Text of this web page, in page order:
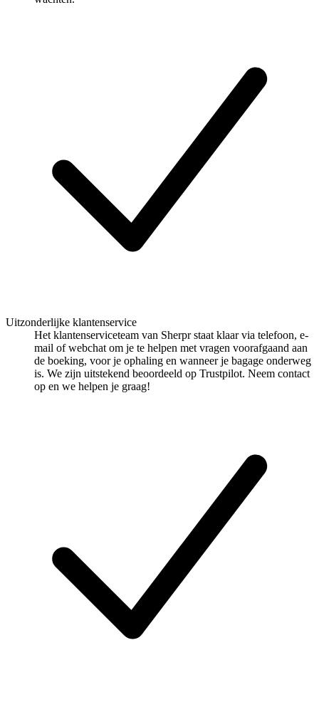
Uitzonderlijke klantenservice
Het klantenserviceteam van Sherpr staat klaar via telefoon, e-
mail of webchat om je te helpen met vragen voorafgaand aan
de boeking, voor je ophaling en wanneer je bagage onderweg
is. We zijn uitstekend beoordeeld op Trustpilot. Neem contact
op en we helpen je graag!